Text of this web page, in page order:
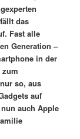
das
Fast alle
Generation –
in der
zum
so, aus
auf
auch Apple